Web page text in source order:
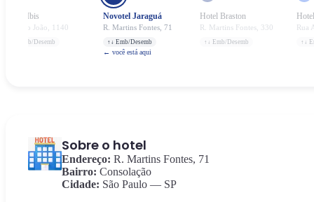
Hotel Ibis
Av. São João, 1140
↑↓ Emb/Desemb
Novotel Jaraguá
R. Martins Fontes, 71
↑↓ Emb/Desemb
← você está aqui
Hotel Braston
R. Martins Fontes, 330
↑↓ Emb/Desemb
Rua
↑↓
Sobre o hotel
Endereço: R. Martins Fontes, 71
Bairro: Consolação
Cidade: São Paulo — SP